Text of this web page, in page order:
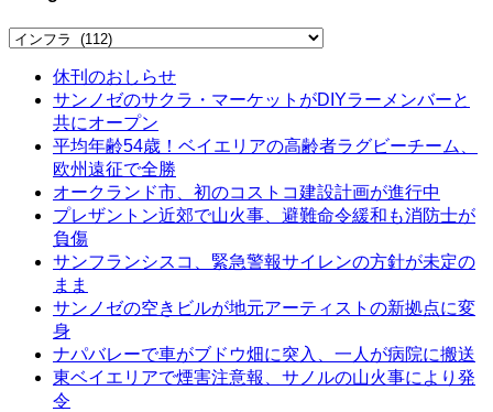
Categories
休刊のおしらせ
サンノゼのサクラ・マーケットがDIYラーメンバーと
共にオープン
平均年齢54歳！ベイエリアの高齢者ラグビーチーム、
欧州遠征で全勝
オークランド市、初のコストコ建設計画が進行中
プレザントン近郊で山火事、避難命令緩和も消防士が
負傷
サンフランシスコ、緊急警報サイレンの方針が未定の
まま
サンノゼの空きビルが地元アーティストの新拠点に変
身
ナパバレーで車がブドウ畑に突入、一人が病院に搬送
東ベイエリアで煙害注意報、サノルの山火事により発
令